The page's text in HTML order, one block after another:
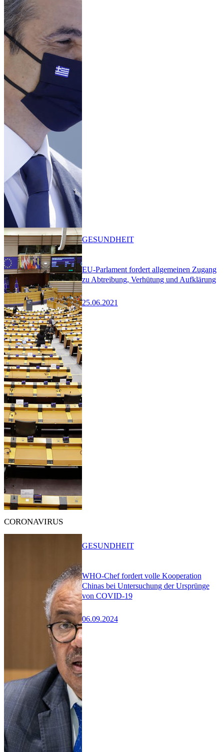
EU-Parlament fordert allgemeinen Zugang
zu Abtreibung, Verhütung und Aufklärung
25.06.2021
GESUNDHEIT
CORONAVIRUS
WHO-Chef fordert volle Kooperation
Chinas bei Untersuchung der Ursprünge
von COVID-19
06.09.2024
GESUNDHEIT